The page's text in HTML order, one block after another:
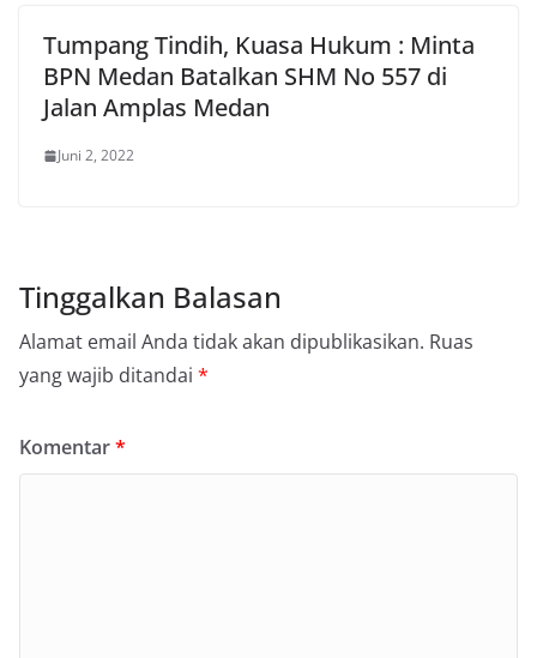
Tumpang Tindih, Kuasa Hukum : Minta
BPN Medan Batalkan SHM No 557 di
Jalan Amplas Medan
Juni 2, 2022
Tinggalkan Balasan
Alamat email Anda tidak akan dipublikasikan. Ruas
yang wajib ditandai *
Komentar*